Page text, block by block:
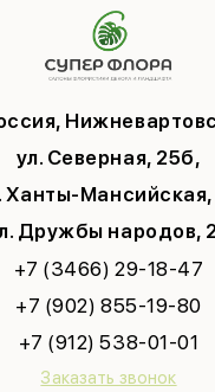
ул. Северная, 25б,
Ханты-
Дружбы народов,
+7 (3466) 29-18-47
+7 (902) 855-19-80
+7 (912) 538-01-01
Заказать звонок